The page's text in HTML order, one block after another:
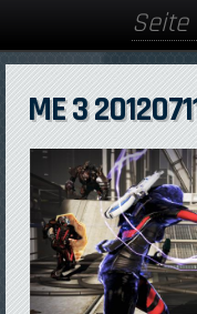
Suche
ME 3